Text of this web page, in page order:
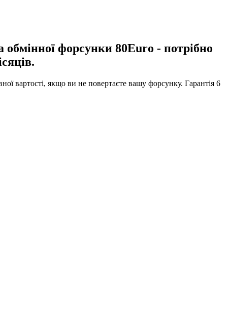
форсунки 80Euro - потрібно
вартості, якщо ви не повертаєте вашу форсунку. Гарантія 6